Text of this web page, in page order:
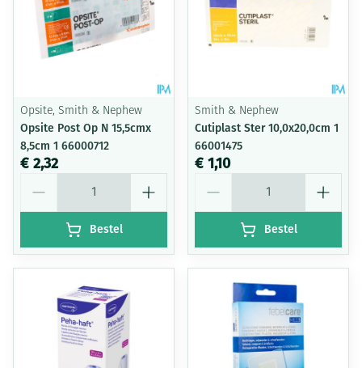
Opsite, Smith & Nephew
Opsite Post Op N 15,5cmx
8,5cm 1 66000712
€ 2,32
Bestel
Smith & Nephew
Cutiplast Ster 10,0x20,0cm 1
66001475
€ 1,10
Bestel